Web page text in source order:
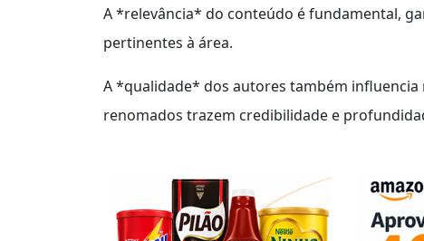
A *relevância* do conteúdo é fundamental,
pertinentes à área.
A *qualidade* dos autores também influencia
renomados trazem credibilidade e